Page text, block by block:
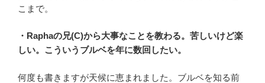
こまで。
・Raphaの兄(C)から大事なことを教わる。苦しいけど楽
しい。こういうブルベを年に数回したい。
何度も書きますが天候に恵まれました。ブルベを知る前